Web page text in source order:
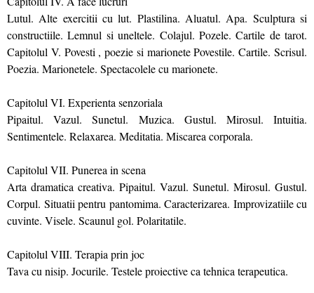
Lutul. Alte exercitii cu lut. Plastilina. Aluatul. Apa. Sculptura si
constructiile. Lemnul si uneltele. Colajul. Pozele. Cartile de tarot.
Capitolul V. Povesti , poezie si marionete Povestile. Cartile. Scrisul.
Poezia. Marionetele. Spectacolele cu marionete.
Capitolul VI. Experienta senzoriala
Pipaitul. Vazul. Sunetul. Muzica. Gustul. Mirosul. Intuitia.
Sentimentele. Relaxarea. Meditatia. Miscarea corporala.
Capitolul VII. Punerea in scena
Arta dramatica creativa. Pipaitul. Vazul. Sunetul. Mirosul. Gustul.
Corpul. Situatii pentru pantomima. Caracterizarea. Improvizatiile cu
cuvinte. Visele. Scaunul gol. Polaritatile.
Capitolul VIII. Terapia prin joc
Tava cu nisip. Jocurile. Testele proiective ca tehnica terapeutica.